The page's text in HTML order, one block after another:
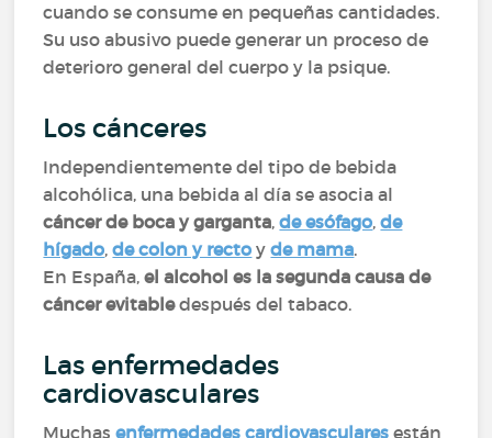
cuando se consume en pequeñas cantidades.
Su uso abusivo puede generar un proceso de
deterioro general del cuerpo y la psique.
Los cánceres
Independientemente del tipo de bebida
alcohólica, una bebida al día se asocia al
cáncer de boca y garganta,de esófago,de
hígado,de colon y recto yde mama.
En España,el alcohol es la segunda causa de
cáncer evitabledespués del tabaco.
Las enfermedades
cardiovasculares
Muchasenfermedades cardiovasculares están